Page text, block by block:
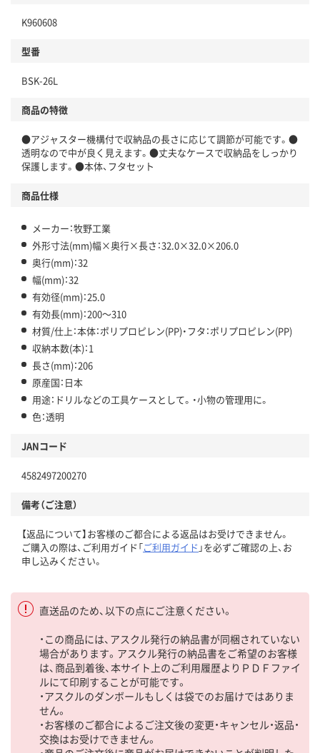
K960608
型番
BSK-26L
商品の特徴
●アジャスター機構付で収納品の長さに応じて調節が可能です。●
透明なので中が良く見えます。●丈夫なケースで収納品をしっかり
保護します。●本体、フタセット
商品仕様
メーカー：牧野工業
外形寸法(mm)幅×奥行×長さ：32.0×32.0×206.0
奥行(mm)：32
幅(mm)：32
有効径(mm)：25.0
有効長(mm)：200～310
材質/仕上：本体：ポリプロピレン(PP)・フタ：ポリプロピレン(PP)
収納本数(本)：1
長さ(mm)：206
原産国：日本
用途：ドリルなどの工具ケースとして。・小物の管理用に。
色：透明
JANコード
4582497200270
備考（ご注意）
【返品について】お客様のご都合による返品はお受けできません。
ご購入の際は、ご利用ガイド「ご利用ガイド 」を必ずご確認の上、お
申し込みください。
直送品のため、以下の点にご注意ください。
・この商品には、アスクル発行の納品書が同梱されていない
場合があります。アスクル発行の納品書をご希望のお客様
は、商品到着後、本サイト上のご利用履歴よりＰＤＦファイ
ルにて印刷することが可能です。
・アスクルのダンボールもしくは袋でのお届けではありま
せん。
・お客様のご都合によるご注文後の変更・キャンセル・返品・
交換はお受けできません。